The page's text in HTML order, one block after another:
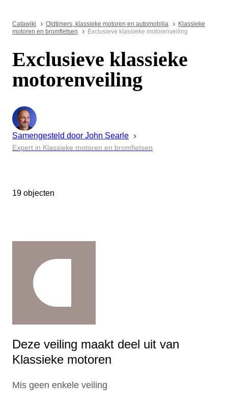
Catawiki Oldtimers, klassieke motoren en automobilia
Klassieke
motoren en bromfietsen
Exclusieve klassieke motorenveiling
Exclusieve klassieke
motorenveiling
Samengesteld door John Searle
Expert in Klassieke motoren en bromfietsen
19 objecten
Deze veiling maakt deel uit van
Klassieke motoren
Mis geen enkele veiling